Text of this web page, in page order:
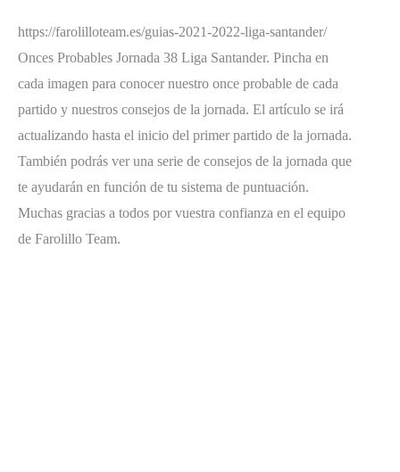
https://farolilloteam.es/guias-2021-2022-liga-santander/
Onces Probables Jornada 38 Liga Santander. Pincha en
cada imagen para conocer nuestro once probable de cada
partido y nuestros consejos de la jornada. El artículo se irá
actualizando hasta el inicio del primer partido de la jornada.
También podrás ver una serie de consejos de la jornada que
te ayudarán en función de tu sistema de puntuación.
Muchas gracias a todos por vuestra confianza en el equipo
de Farolillo Team.